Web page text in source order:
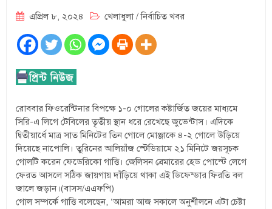
এপ্রিল ৮, ২০২৪ খেলাধুলা/নির্বাচিত খবর
রোববার ফিওরেন্টিনার বিপক্ষে ১-০ গোলের কষ্টার্জিত জয়ের মাধ্যমে
সিরি-এ লিগে টেবিলের তৃতীয় স্থান ধরে রেখেছে জুভেন্টাস। এদিকে
দ্বিতীয়ার্ধে মাত্র সাত মিনিটের তিন গোলে মোঞ্জাকে ৪-২ গোলে উড়িয়ে
দিয়েছে নাপোলি। তুরিনের আলিয়াঁজ স্টেডিয়ামে ২১ মিনিটে জয়সূচক
গোলটি করেন ফেডেরিকো গাত্তি। জেলিসন ব্রেমারের হেড পোস্টে লেগে
ফেরত আসলে সঠিক জায়গায় দাঁড়িয়ে থাকা এই ডিফেন্ডার ফিরতি বল
জালে জড়ান।(বাসস/এএফপি)
গোল সম্পর্কে গাত্তি বলেছেন, ‘আমরা আজ সকালে অনুশীলনে এটা চেষ্টা